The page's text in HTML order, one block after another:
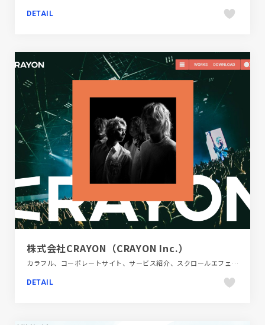
DETAIL
株式会社CRAYON（CRAYON Inc.）
カラフル、コーポレートサイト、サービス紹介、スクロールエフェクト、スタイリッシュ、動画が流れる
DETAIL